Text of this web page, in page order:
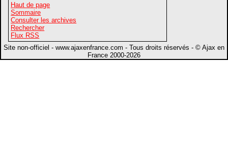
Haut de page
Sommaire
Consulter les archives
Rechercher
Flux RSS
Site non-officiel - www.ajaxenfrance.com - Tous droits réservés - © Ajax en
France 2000-2026